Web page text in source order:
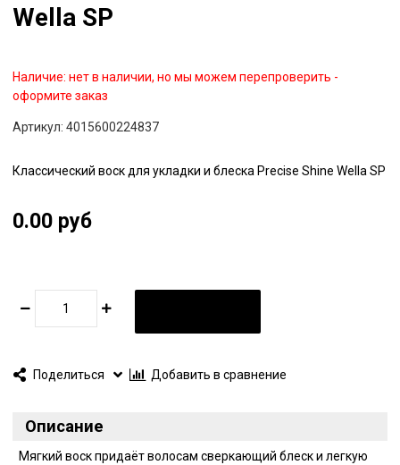
Wella SP
Наличие:нет в наличии, но мы можем перепроверить -
оформите заказ
Артикул:4015600224837
Классический воск для укладки и блеска Precise Shine Wella SP
0.00 руб
Поделиться Добавить в сравнение
Описание
Мягкий воск придаёт волосам сверкающий блеск и легкую